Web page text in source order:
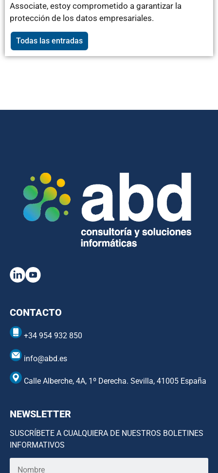
Associate, estoy comprometido a garantizar la
protección de los datos empresariales.
Todas las entradas
CONTACTO
+34 954 932 850
info@abd.es
Calle Alberche, 4A, 1º Derecha. Sevilla, 41005 España
NEWSLETTER
SUSCRÍBETE A CUALQUIERA DE NUESTROS BOLETINES
INFORMATIVOS